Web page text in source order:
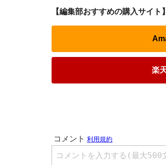
【編集部おすすめの購入サイト】
楽